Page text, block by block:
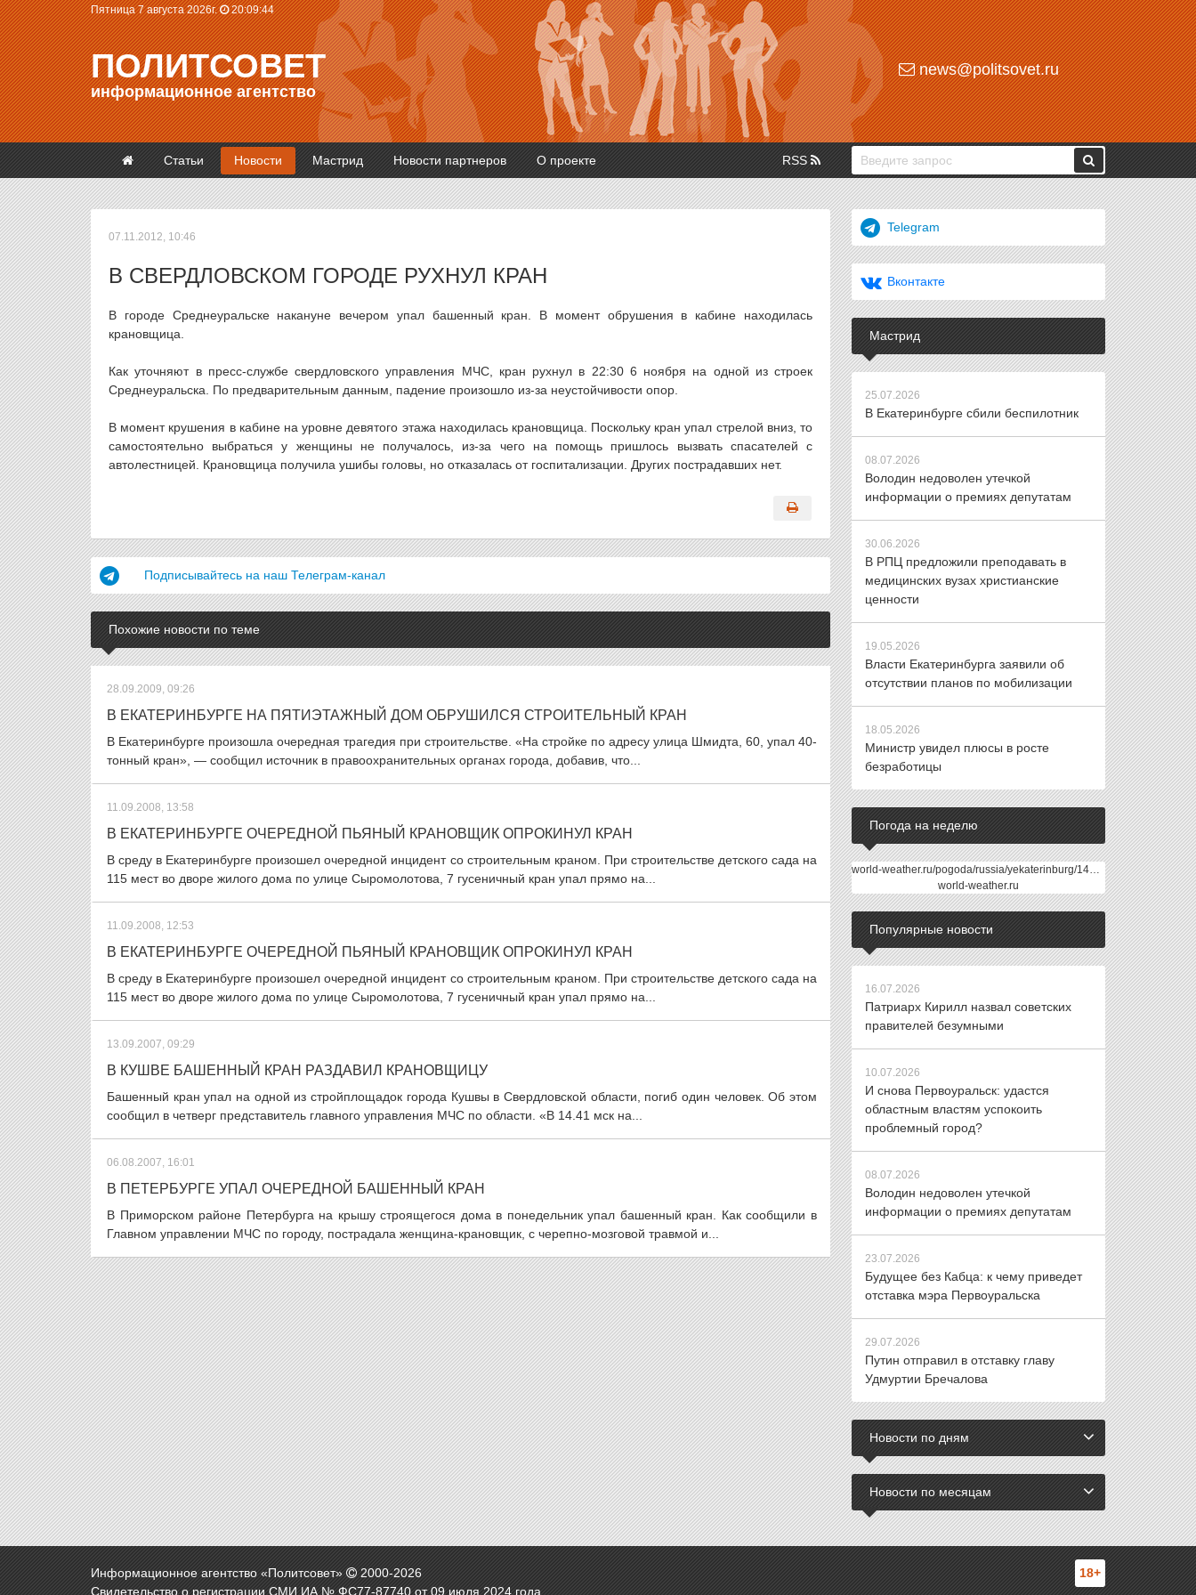
Пятница 7 августа 2026г. 20:09:44
ПОЛИТСОВЕТ
информационное агентство
news@politsovet.ru
Статьи Новости Мастрид Новости партнеров О проекте RSS
07.11.2012, 10:46
В СВЕРДЛОВСКОМ ГОРОДЕ РУХНУЛ КРАН
В городе Среднеуральске накануне вечером упал башенный кран. В момент обрушения в кабине находилась
крановщица.
Как уточняют в пресс-службе свердловского управления МЧС, кран рухнул в 22:30 6 ноября на одной из строек
Среднеуральска. По предварительным данным, падение произошло из-за неустойчивости опор.
В момент крушения в кабине на уровне девятого этажа находилась крановщица. Поскольку кран упал стрелой вниз, то
самостоятельно выбраться у женщины не получалось, из-за чего на помощь пришлось вызвать спасателей с
автолестницей. Крановщица получила ушибы головы, но отказалась от госпитализации. Других пострадавших нет.
Подписывайтесь на наш Телеграм-канал
Похожие новости по теме
28.09.2009, 09:26
В ЕКАТЕРИНБУРГЕ НА ПЯТИЭТАЖНЫЙ ДОМ ОБРУШИЛСЯ СТРОИТЕЛЬНЫЙ КРАН
В Екатеринбурге произошла очередная трагедия при строительстве. «На стройке по адресу улица Шмидта, 60, упал 40-
тонный кран», — сообщил источник в правоохранительных органах города, добавив, что...
11.09.2008, 13:58
В ЕКАТЕРИНБУРГЕ ОЧЕРЕДНОЙ ПЬЯНЫЙ КРАНОВЩИК ОПРОКИНУЛ КРАН
В среду в Екатеринбурге произошел очередной инцидент со строительным краном. При строительстве детского сада на
115 мест во дворе жилого дома по улице Сыромолотова, 7 гусеничный кран упал прямо на...
11.09.2008, 12:53
В ЕКАТЕРИНБУРГЕ ОЧЕРЕДНОЙ ПЬЯНЫЙ КРАНОВЩИК ОПРОКИНУЛ КРАН
В среду в Екатеринбурге произошел очередной инцидент со строительным краном. При строительстве детского сада на
115 мест во дворе жилого дома по улице Сыромолотова, 7 гусеничный кран упал прямо на...
13.09.2007, 09:29
В КУШВЕ БАШЕННЫЙ КРАН РАЗДАВИЛ КРАНОВЩИЦУ
Башенный кран упал на одной из стройплощадок города Кушвы в Свердловской области, погиб один человек. Об этом
сообщил в четверг представитель главного управления МЧС по области. «В 14.41 мск на...
06.08.2007, 16:01
В ПЕТЕРБУРГЕ УПАЛ ОЧЕРЕДНОЙ БАШЕННЫЙ КРАН
В Приморском районе Петербурга на крышу строящегося дома в понедельник упал башенный кран. Как сообщили в
Главном управлении МЧС по городу, пострадала женщина-крановщик, с черепно-мозговой травмой и...
Telegram
Вконтакте
Мастрид
25.07.2026
В Екатеринбурге сбили беспилотник
08.07.2026
Володин недоволен утечкой
информации о премиях депутатам
30.06.2026
В РПЦ предложили преподавать в
медицинских вузах христианские
ценности
19.05.2026
Власти Екатеринбурга заявили об
отсутствии планов по мобилизации
18.05.2026
Министр увидел плюсы в росте
безработицы
Погода на неделю
world-weather.ru/pogoda/russia/yekaterinburg/14days/
world-weather.ru
Популярные новости
16.07.2026
Патриарх Кирилл назвал советских
правителей безумными
10.07.2026
И снова Первоуральск: удастся
областным властям успокоить
проблемный город?
08.07.2026
Володин недоволен утечкой
информации о премиях депутатам
23.07.2026
Будущее без Кабца: к чему приведет
отставка мэра Первоуральска
29.07.2026
Путин отправил в отставку главу
Удмуртии Бречалова
Новости по дням
Новости по месяцам
Информационное агентство «Политсовет» 2000-2026
Свидетельство о регистрации СМИ ИА № ФС77-87740 от 09 июля 2024 года.
18+